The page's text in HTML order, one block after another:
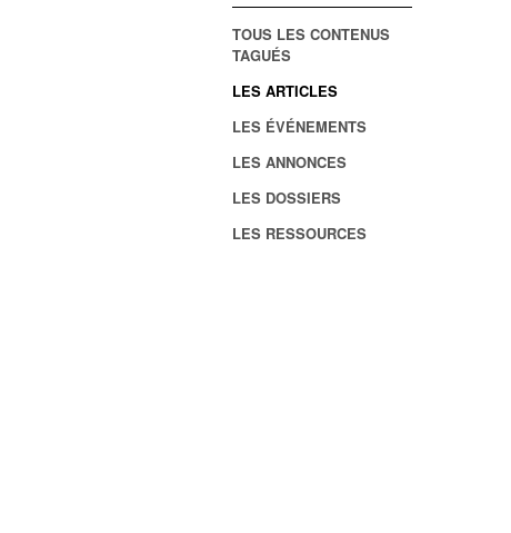
TOUS LES CONTENUS
TAGUÉS
LES ARTICLES
LES ÉVÉNEMENTS
LES ANNONCES
LES DOSSIERS
LES RESSOURCES